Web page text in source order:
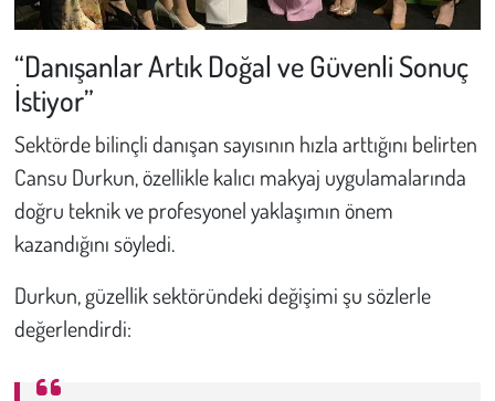
“Danışanlar Artık Doğal ve Güvenli Sonuç
İstiyor”
Sektörde bilinçli danışan sayısının hızla arttığını belirten
Cansu Durkun, özellikle kalıcı makyaj uygulamalarında
doğru teknik ve profesyonel yaklaşımın önem
kazandığını söyledi.
Durkun, güzellik sektöründeki değişimi şu sözlerle
değerlendirdi: